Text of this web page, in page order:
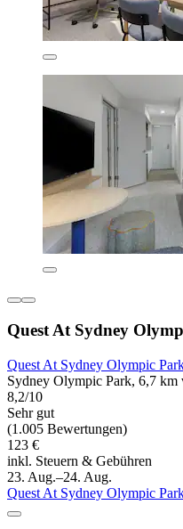
Quest At Sydney
Quest At Sydney Olympic
Sydney Olympic Park, 6,7 km
8,2/10
Sehr gut
(1.005 Bewertungen)
123 €
inkl. Steuern & Gebühren
23. Aug.–24. Aug.
Quest At Sydney Olympic